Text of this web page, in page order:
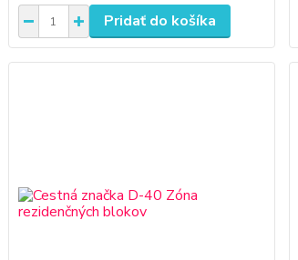
Pridať do košíka